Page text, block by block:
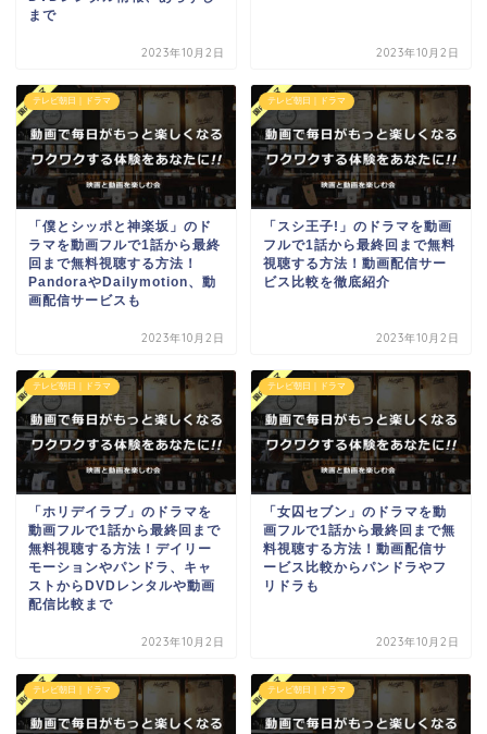
まで
2023年10月2日 2023年10月2日
テレビ朝日｜ドラマ
「僕とシッポと神楽坂」のド
ラマを動画フルで1話から最終
回まで無料視聴する方法！
PandoraやDailymotion、動
画配信サービスも
2023年10月2日
テレビ朝日｜ドラマ
「スシ王子!」のドラマを動画
フルで1話から最終回まで無料
視聴する方法！動画配信サー
ビス比較を徹底紹介
2023年10月2日
テレビ朝日｜ドラマ
「ホリデイラブ」のドラマを
動画フルで1話から最終回まで
無料視聴する方法！デイリー
モーションやパンドラ、キャ
ストからDVDレンタルや動画
配信比較まで
2023年10月2日
テレビ朝日｜ドラマ
「女囚セブン」のドラマを動
画フルで1話から最終回まで無
料視聴する方法！動画配信サ
ービス比較からパンドラやフ
リドラも
2023年10月2日
テレビ朝日｜ドラマ テレビ朝日｜ドラマ